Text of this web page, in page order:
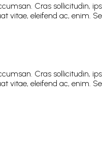
Cras sollicitudin,
vitae, eleifend ac, enim.
Cras sollicitudin,
vitae, eleifend ac, enim.